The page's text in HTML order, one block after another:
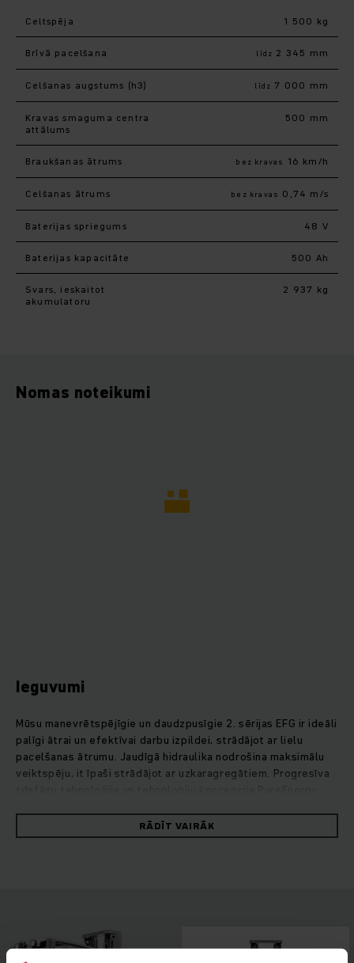
Celtspēja 1 500 kg
Brīvā pacelšana līdz 2 345 mm
Celšanas augstums (h3) līdz 7 000 mm
Kravas smaguma centra
attālums
500 mm
Braukšanas ātrums bez kravas 16 km/h
Celšanas ātrums bez kravas 0,74 m/s
Baterijas spriegums 48 V
Baterijas kapacitāte 500 Ah
Svars, ieskaitot
akumulatoru
2 937 kg
Nomas noteikumi
Ieguvumi
Mūsu manevrētspējīgie un daudzpusīgie 2. sērijas EFG ir ideāli
palīgi ātrai un efektīvai darbu izpildei, strādājot ar lielu
pacelšanas ātrumu. Jaudīgā hidraulika nodrošina maksimālu
veiktspēju, it īpaši strādājot ar uzkaragregātiem. Progresīva
varat sasniegt maksimālu pārkraušanas jaudu ar minimālu
patēriņu. Pateicoties pārdomātai ergonomikai, intuitīvai
pilnu Jūsu trīsriteņu iekrāvēja jaudu.
RĀDĪT VAIRĀK